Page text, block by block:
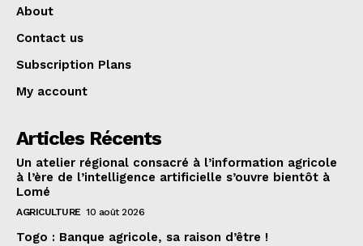
About
Contact us
Subscription Plans
My account
Articles Récents
Un atelier régional consacré à l’information agricole
à l’ère de l’intelligence artificielle s’ouvre bientôt à
Lomé
AGRICULTURE 10 août 2026
Togo : Banque agricole, sa raison d’être !